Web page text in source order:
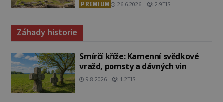
PREMIUM 26.6.2026 2.9TIS
Záhady historie
Smírčí kříže: Kamenní svědkové
vražd, pomsty a dávných vin
9.8.2026 1.2TIS